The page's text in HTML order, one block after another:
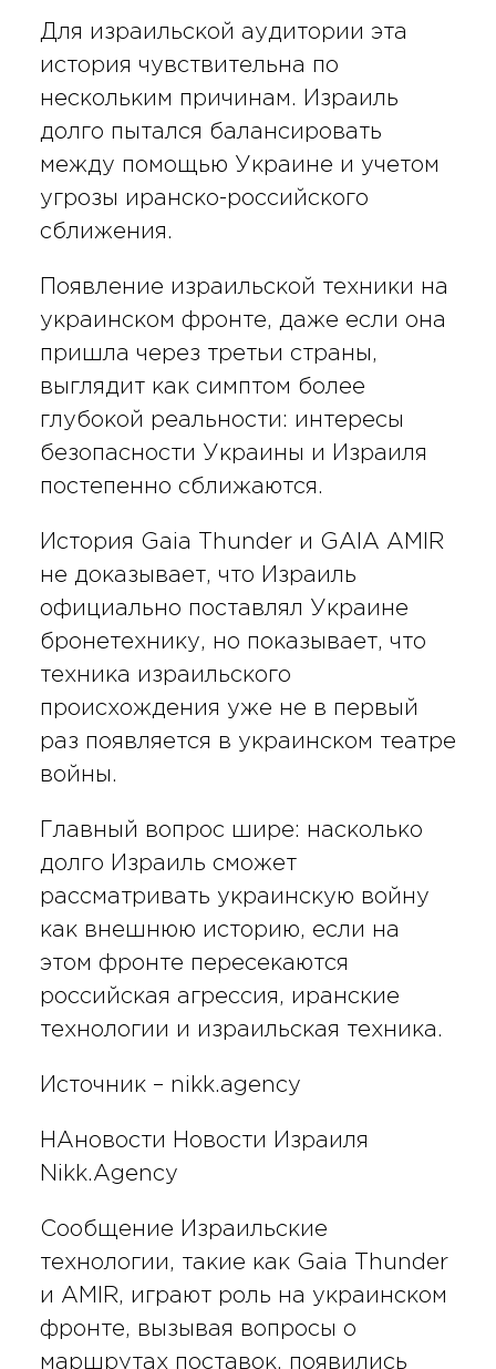
Для израильской аудитории эта
история чувствительна по
нескольким причинам. Израиль
долго пытался балансировать
между помощью Украине и учетом
угрозы иранско-российского
сближения.
Появление израильской техники на
украинском фронте, даже если она
пришла через третьи страны,
выглядит как симптом более
глубокой реальности: интересы
безопасности Украины и Израиля
постепенно сближаются.
История Gaia Thunder и GAIA AMIR
не доказывает, что Израиль
официально поставлял Украине
бронетехнику, но показывает, что
техника израильского
происхождения уже не в первый
раз появляется в украинском театре
войны.
Главный вопрос шире: насколько
долго Израиль сможет
рассматривать украинскую войну
как внешнюю историю, если на
этом фронте пересекаются
российская агрессия, иранские
технологии и израильская техника.
Источник – nikk.agency
НАновости Новости Израиля
Nikk.Agency
Сообщение Израильские
технологии, такие как Gaia Thunder
и AMIR, играют роль на украинском
фронте, вызывая вопросы о
маршрутах поставок. появились